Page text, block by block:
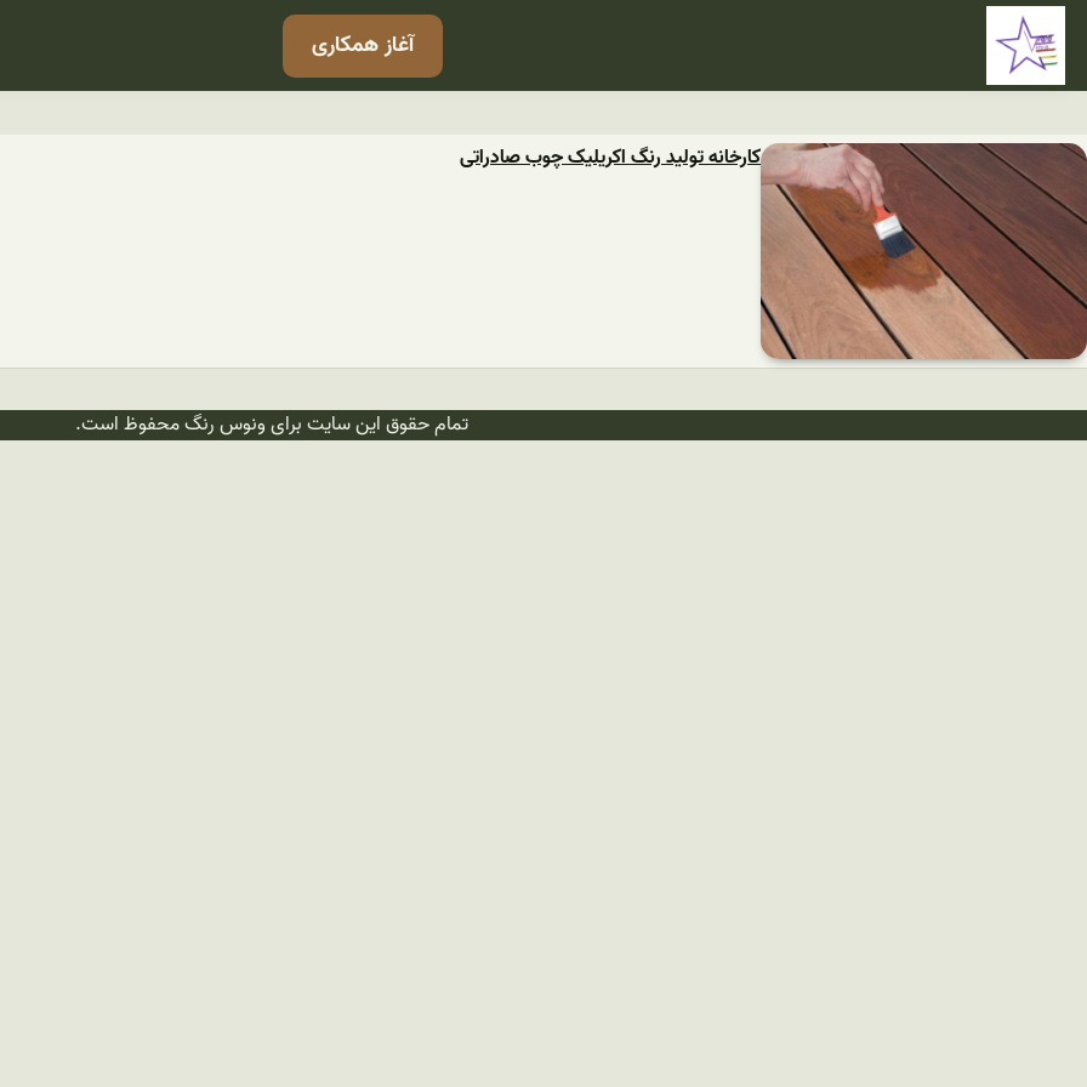
آغاز همکاری
کارخانه تولید رنگ اکریلیک چوب صادراتی
تمام حقوق این سایت برای ونوس رنگ محفوظ است.